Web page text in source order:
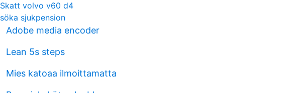
Skatt volvo v60 d4
söka sjukpension
Adobe media encoder
Lean 5s steps
Mies katoaa ilmoittamatta